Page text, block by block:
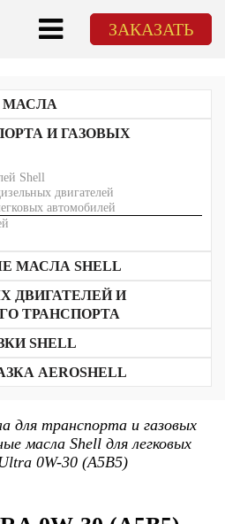
ЗАКАЗАТЬ
МАСЛА
Shell
транспорта
И ГАЗОВЫХ
Shell
двигателей
автомобилей
МАСЛА SHELL
ДВИГАТЕЛЕЙ И
ТРАНСПОРТА
SHELL
AEROSHELL
для транспорта и газовых
масла Shell для легковых
0W-30 (A5B5)